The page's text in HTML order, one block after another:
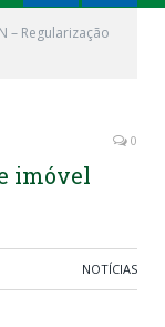
– Regularização
imóvel
0
NOTÍCIAS